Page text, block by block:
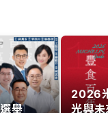
舉
2026
光與